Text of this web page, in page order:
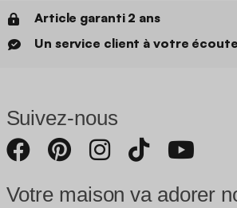
Article garanti 2 ans
Un service client à votre écoute
Suivez-nous
Votre maison va adorer